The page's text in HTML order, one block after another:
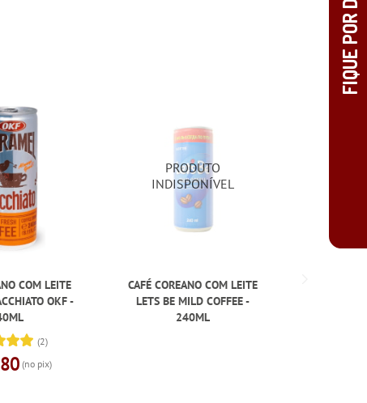
COM LEITE
OKF -
(2)
(no pix)
CAFÉ COREANO COM LEITE
LETS BE MILD COFFEE -
240ML